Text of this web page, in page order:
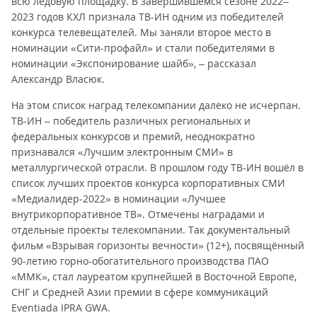
2023 годов КХЛ признала ТВ-ИН одним из победителей
конкурса телевещателей. Мы заняли второе место в
номинации «Сити-профайл» и стали победителями в
номинации «Экспонирование шайб», – рассказал
Александр Власюк.
На этом список наград телекомпании далеко не исчерпан.
ТВ-ИН – победитель различных региональных и
федеральных конкурсов и премий, неоднократно
признавался «Лучшим электронным СМИ» в
металлургической отрасли. В прошлом году ТВ-ИН вошёл в
список лучших проектов конкурса корпоративных СМИ
«Медиалидер-2022» в номинации «Лучшее
внутрикорпоративное ТВ». Отмечены наградами и
отдельные проекты телекомпании. Так документальный
фильм «Взрывая горизонты вечности» (12+), посвящённый
90-летию горно-обогатительного производства ПАО
«ММК», стал лауреатом крупнейшей в Восточной Европе,
СНГ и Средней Азии премии в сфере коммуникаций
Eventiada IPRA GWA.